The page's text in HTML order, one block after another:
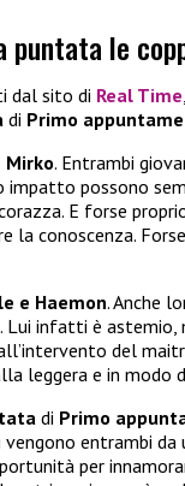
puntata le
dal sito di Real Time
di Primo
Mirko. Entrambi
impatto possono
E forse
la conoscenza.
e Haemon. Anche
Lui infatti è
del
leggera e in modo
di Primo
entrambi
per